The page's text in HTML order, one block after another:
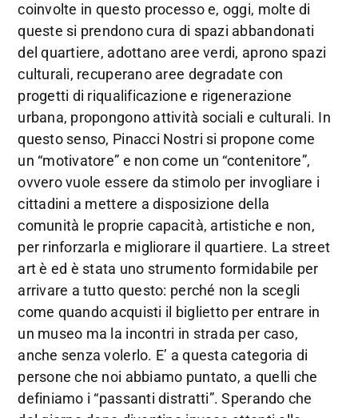
coinvolte in questo processo e, oggi, molte di
queste si prendono cura di spazi abbandonati
del quartiere, adottano aree verdi, aprono spazi
culturali, recuperano aree degradate con
progetti di riqualificazione e rigenerazione
urbana, propongono attività sociali e culturali. In
questo senso, Pinacci Nostri si propone come
un “motivatore” e non come un “contenitore”,
ovvero vuole essere da stimolo per invogliare i
cittadini a mettere a disposizione della
comunità le proprie capacità, artistiche e non,
per rinforzarla e migliorare il quartiere. La street
art è ed è stata uno strumento formidabile per
arrivare a tutto questo: perché non la scegli
come quando acquisti il biglietto per entrare in
un museo ma la incontri in strada per caso,
anche senza volerlo. E’ a questa categoria di
persone che noi abbiamo puntato, a quelli che
definiamo i “passanti distratti”. Sperando che